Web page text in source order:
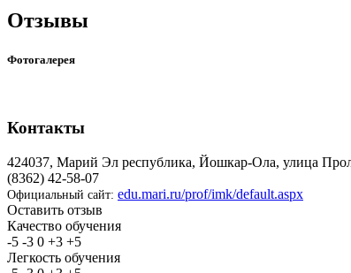
Отзывы
Фотогалерея
Контакты
424037, Марий Эл республика, Йошкар-Ола, улица
(8362) 42-58-07
Официальный сайт: edu.mari.ru/prof/imk/default.aspx
Оставить отзыв
Качество обучения
-5 -3 0 +3 +5
Легкость обучения